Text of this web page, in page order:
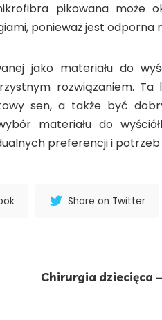
pikowana może
ponieważ jest odporna
jako materiału do
rozwiązaniem.
sen, a także być
materiału do
preferencji i
Share on Twitter
Chirurgia dziecięca